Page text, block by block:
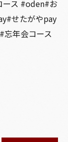
ース #oden#お
せたがやpay
忘年会コース